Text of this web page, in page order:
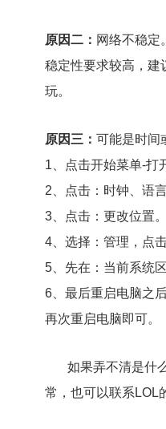
原因二： 网络不稳定
稳定性要求较高，建
玩。
原因三： 可能是时间
1、点击开始菜单-打
2、点击：时钟、语言
3、点击：更改位置。
4、选择：管理，点
5、先在：当前系统
6、最后重启电脑之
再次重启电脑即可。
如果弄不清是什
常，也可以联系LOL